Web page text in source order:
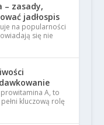
– zasady,
jadłospis
na popularności
się nie
A, to
kluczową rolę